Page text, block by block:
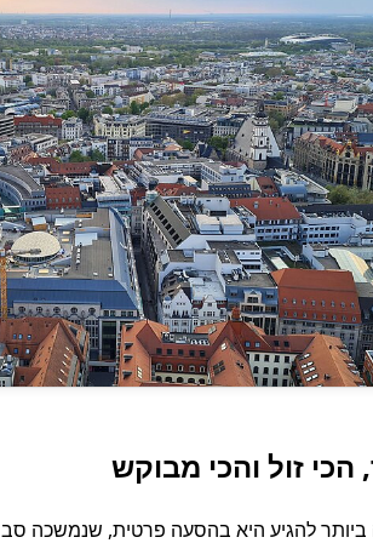
הכי זול והכי מבוקש
בהסעה פרטית, שנמשכה סביב 4 שעות. האפשרות הזולה ביותר עלתה כ־77 ₪, בדרך של